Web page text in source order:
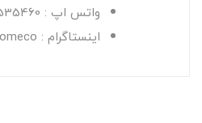
واتس اپ : 09214535460
اینستاگرام : hermeshomeco